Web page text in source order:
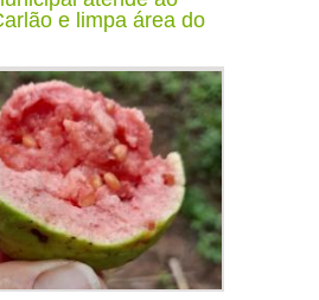
e limpa área do